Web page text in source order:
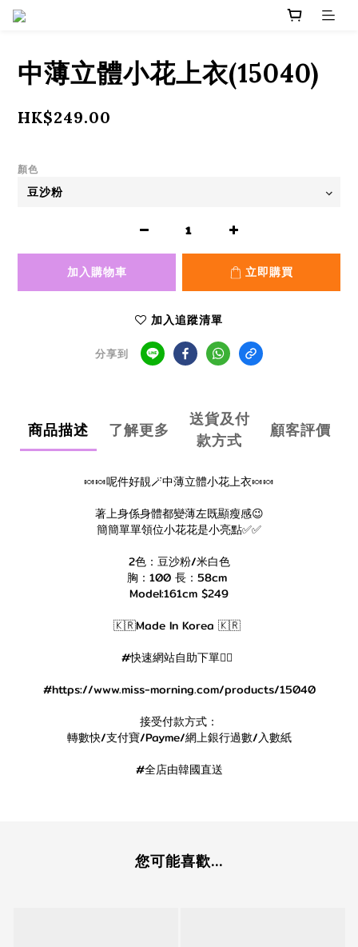
中薄立體小花上衣(15040)
HK$249.00
顏色
加入購物車 立即購買
加入追蹤清單
分享到
商品描述 了解更多
送貨及付
款方式
顧客評價
🍬🍬呢件好靚🪄中薄立體小花上衣🍬🍬
著上身係身體都變薄左既顯瘦感😉
簡簡單單領位小花花是小亮點✅✅
2色：豆沙粉/米白色
胸：100 長：58cm
Model:161cm $249
🇰🇷Made In Korea 🇰🇷
#快速網站自助下單👇🏻
#https://www.miss-morning.com/products/15040
接受付款方式：
轉數快/支付寶/Payme/網上銀行過數/入數紙
#全店由韓國直送
您可能喜歡...